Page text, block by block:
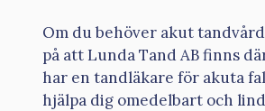
Om du behöver akut
på att Lunda Tand AB finns
har en tandläkare för akuta
hjälpa dig omedelbart och